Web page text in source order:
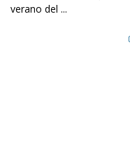
verano del ...